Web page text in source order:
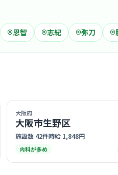
なかじま
最寄り 近
クリニック
恩智 志紀 弥刀
大阪府
大阪市生野区
施設数 42件時給 1,848円
内科が多め